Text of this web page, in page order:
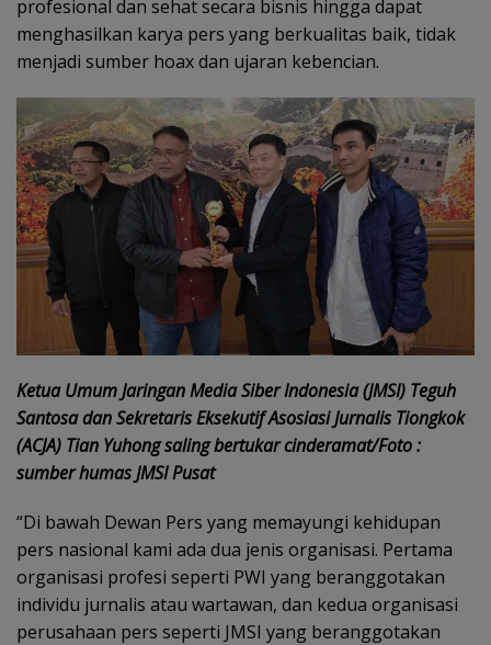
profesional dan sehat secara bisnis hingga dapat
menghasilkan karya pers yang berkualitas baik, tidak
menjadi sumber hoax dan ujaran kebencian.
Ketua Umum Jaringan Media Siber Indonesia (JMSI) Teguh
Santosa dan Sekretaris Eksekutif Asosiasi Jurnalis Tiongkok
(ACJA) Tian Yuhong saling bertukar cinderamat/Foto :
sumber humas JMSI Pusat
“Di bawah Dewan Pers yang memayungi kehidupan
pers nasional kami ada dua jenis organisasi. Pertama
organisasi profesi seperti PWI yang beranggotakan
individu jurnalis atau wartawan, dan kedua organisasi
perusahaan pers seperti JMSI yang beranggotakan